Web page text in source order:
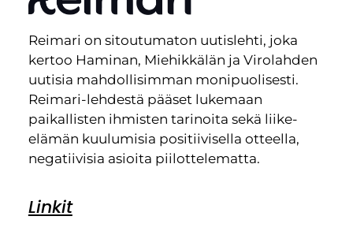
Reimari on sitoutumaton uutislehti, joka
kertoo Haminan, Miehikkälän ja Virolahden
uutisia mahdollisimman monipuolisesti.
Reimari-lehdestä pääset lukemaan
paikallisten ihmisten tarinoita sekä liike-
elämän kuulumisia positiivisella otteella,
negatiivisia asioita piilottelematta.
Linkit